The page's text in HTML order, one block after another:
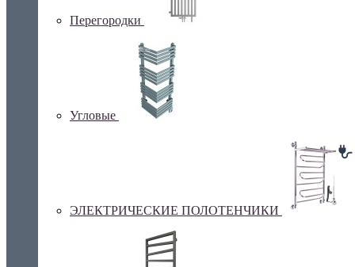
Перегородки
Угловые
ЭЛЕКТРИЧЕСКИЕ ПОЛОТЕНЧИКИ